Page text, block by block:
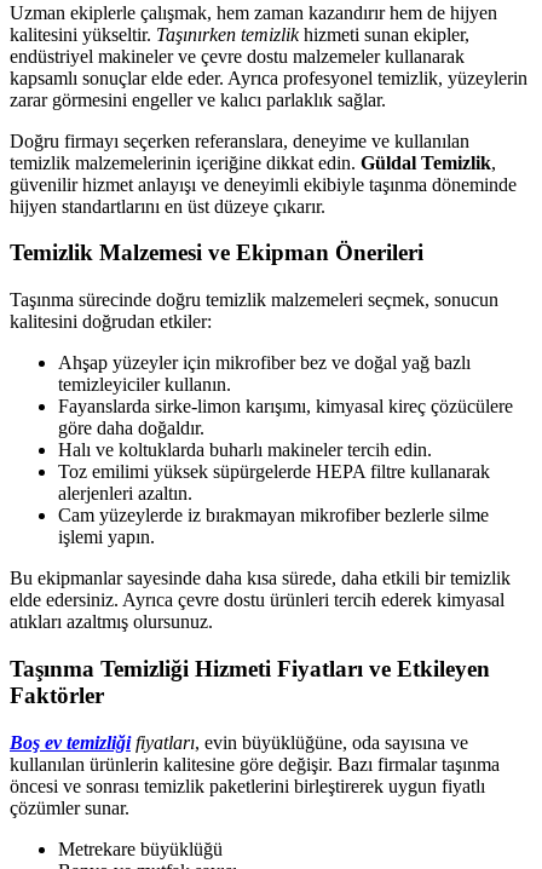
Uzman ekiplerle çalışmak, hem zaman kazandırır hem de hijyen
kalitesini yükseltir. Taşınırken temizlikhizmeti sunan ekipler,
endüstriyel makineler ve çevre dostu malzemeler kullanarak
kapsamlı sonuçlar elde eder. Ayrıca profesyonel temizlik, yüzeylerin
zarar görmesini engeller ve kalıcı parlaklık sağlar.
Doğru firmayı seçerken referanslara, deneyime ve kullanılan
temizlik malzemelerinin içeriğine dikkat edin. Güldal Temizlik,
güvenilir hizmet anlayışı ve deneyimli ekibiyle taşınma döneminde
hijyen standartlarını en üst düzeye çıkarır.
Temizlik Malzemesi ve Ekipman Önerileri
Taşınma sürecinde doğru temizlik malzemeleri seçmek, sonucun
kalitesini doğrudan etkiler:
Ahşap yüzeyler için mikrofiber bez ve doğal yağ bazlı
temizleyiciler kullanın.
Fayanslarda sirke-limon karışımı, kimyasal kireç çözücülere
göre daha doğaldır.
Halı ve koltuklarda buharlı makineler tercih edin.
Toz emilimi yüksek süpürgelerde HEPA filtre kullanarak
alerjenleri azaltın.
Cam yüzeylerde iz bırakmayan mikrofiber bezlerle silme
işlemi yapın.
Bu ekipmanlar sayesinde daha kısa sürede, daha etkili bir temizlik
elde edersiniz. Ayrıca çevre dostu ürünleri tercih ederek kimyasal
atıkları azaltmış olursunuz.
Taşınma Temizliği Hizmeti Fiyatları ve Etkileyen
Faktörler
Boş ev temizliğifiyatları, evin büyüklüğüne, oda sayısına ve
kullanılan ürünlerin kalitesine göre değişir. Bazı firmalar taşınma
öncesi ve sonrası temizlik paketlerini birleştirerek uygun fiyatlı
çözümler sunar.
Metrekare büyüklüğü